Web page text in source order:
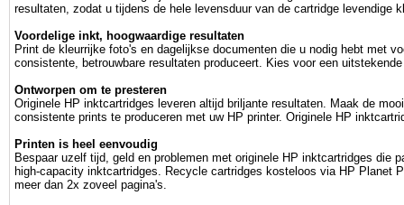
resultaten, zodat u tijdens de hele levensduur van de cartridge levendige
Voordelige inkt, hoogwaardige resultaten
Print de kleurrijke foto's en dagelijkse documenten die u nodig hebt met
consistente, betrouwbare resultaten produceert. Kies voor een
Ontworpen om te presteren
Originele HP inktcartridges leveren altijd briljante resultaten. Maak de
consistente prints te produceren met uw HP printer. Originele HP
Printen is heel eenvoudig
Bespaar uzelf tijd, geld en problemen met originele HP inktcartridges die
high-capacity inktcartridges. Recycle cartridges kosteloos via HP Planet
meer dan 2x zoveel pagina's.